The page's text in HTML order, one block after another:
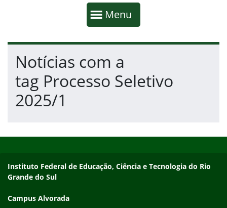
Mostrar
Menu
Fim da navegação
Início do conteúdo
Notícias com a
tag Processo Seletivo
2025/1
Endereço
Instituto Federal de Educação, Ciência e Tecnologia do Rio
Grande do Sul
Campus Alvorada